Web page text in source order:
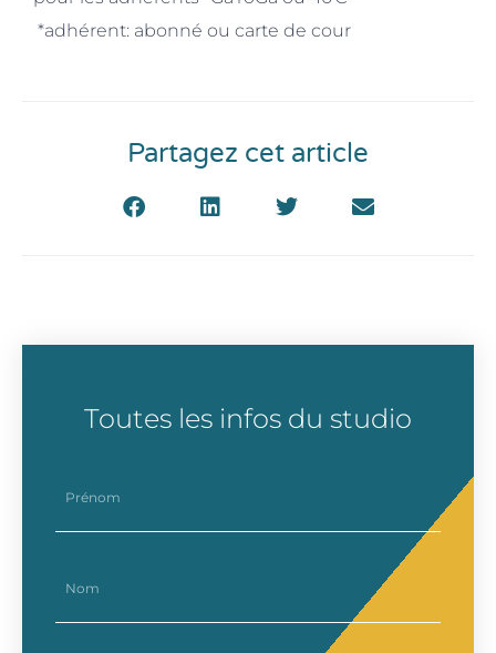
*adhérent: abonné ou carte de cour
Partagez cet article
Toutes les infos du studio